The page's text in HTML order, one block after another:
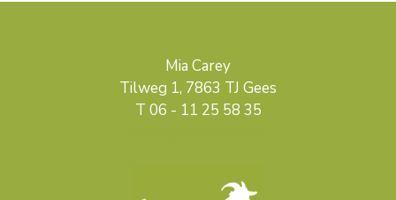
Mia Carey
Tilweg 1, 7863 TJ Gees
T 06 - 11 25 58 35